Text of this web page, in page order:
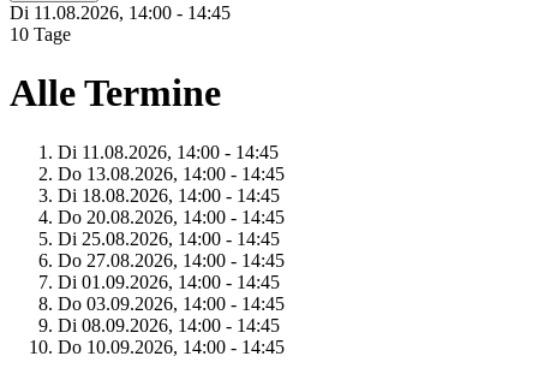
Di 11.08.2026, 14:00 - 14:45
10 Tage
Alle Termine
Di 11.08.2026, 14:00 - 14:45
Do 13.08.2026, 14:00 - 14:45
Di 18.08.2026, 14:00 - 14:45
Do 20.08.2026, 14:00 - 14:45
Di 25.08.2026, 14:00 - 14:45
Do 27.08.2026, 14:00 - 14:45
Di 01.09.2026, 14:00 - 14:45
Do 03.09.2026, 14:00 - 14:45
Di 08.09.2026, 14:00 - 14:45
Do 10.09.2026, 14:00 - 14:45